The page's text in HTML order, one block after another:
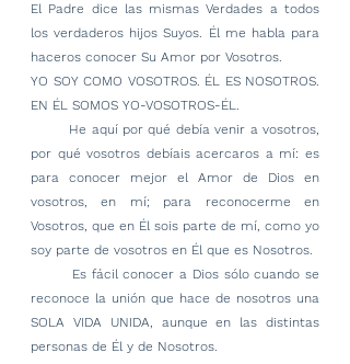
El Padre dice las mismas Verdades a todos
los verdaderos hijos Suyos. Él me habla para
haceros conocer Su Amor por Vosotros.
YO SOY COMO VOSOTROS. ÉL ES NOSOTROS.
EN ÉL SOMOS YO-VOSOTROS-ÉL.
por qué vosotros debíais acercaros a mí: es
para conocer mejor el Amor de Dios en
vosotros, en mí; para reconocerme en
Vosotros, que en Él sois parte de mí, como yo
soy parte de vosotros en Él que es Nosotros.
reconoce la unión que hace de nosotros una
SOLA VIDA UNIDA, aunque en las distintas
personas de Él y de Nosotros.